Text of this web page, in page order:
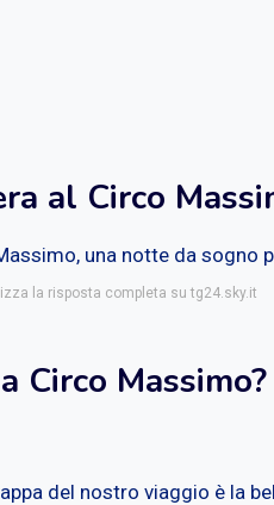
al Circo
una notte da sogno
la risposta completa su tg24.sky.it
Circo Massimo?
del nostro viaggio è la